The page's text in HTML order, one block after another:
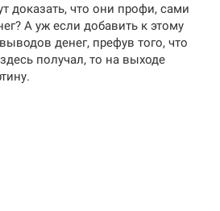
доказать, что они профи, сами
А уж если добавить к этому
денег, префув того, что
получал, то на выходе